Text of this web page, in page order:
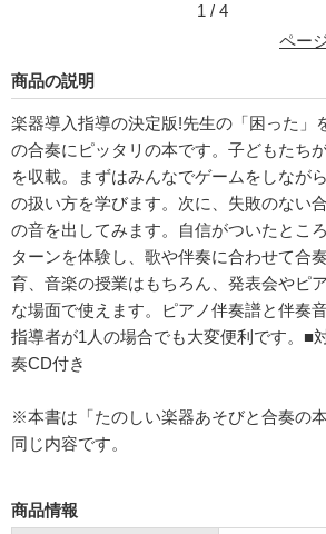
1 / 4
ペー
商品の説明
楽器導入指導の決定版!先生の「困った」
の合奏にピッタリの本です。子どもたち
を収載。まずはみんなでゲームをしなが
の扱い方を学びます。次に、失敗のない
の音を出してみます。自信がついたとこ
ターンを体験し、歌や伴奏に合わせて合
育、音楽の授業はもちろん、発表会やピ
な場面で使えます。ピアノ伴奏譜と伴奏
指導者が1人の場合でも大変便利です。■
奏CD付き
※本書は「たのしい楽器あそびと合奏の
同じ内容です。
商品情報